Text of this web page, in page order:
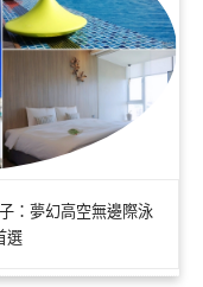
：夢幻高空無邊際泳
選